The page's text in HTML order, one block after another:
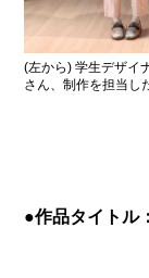
(左から) 学生デザイ
さん、制作を担当し
●作品タイトル